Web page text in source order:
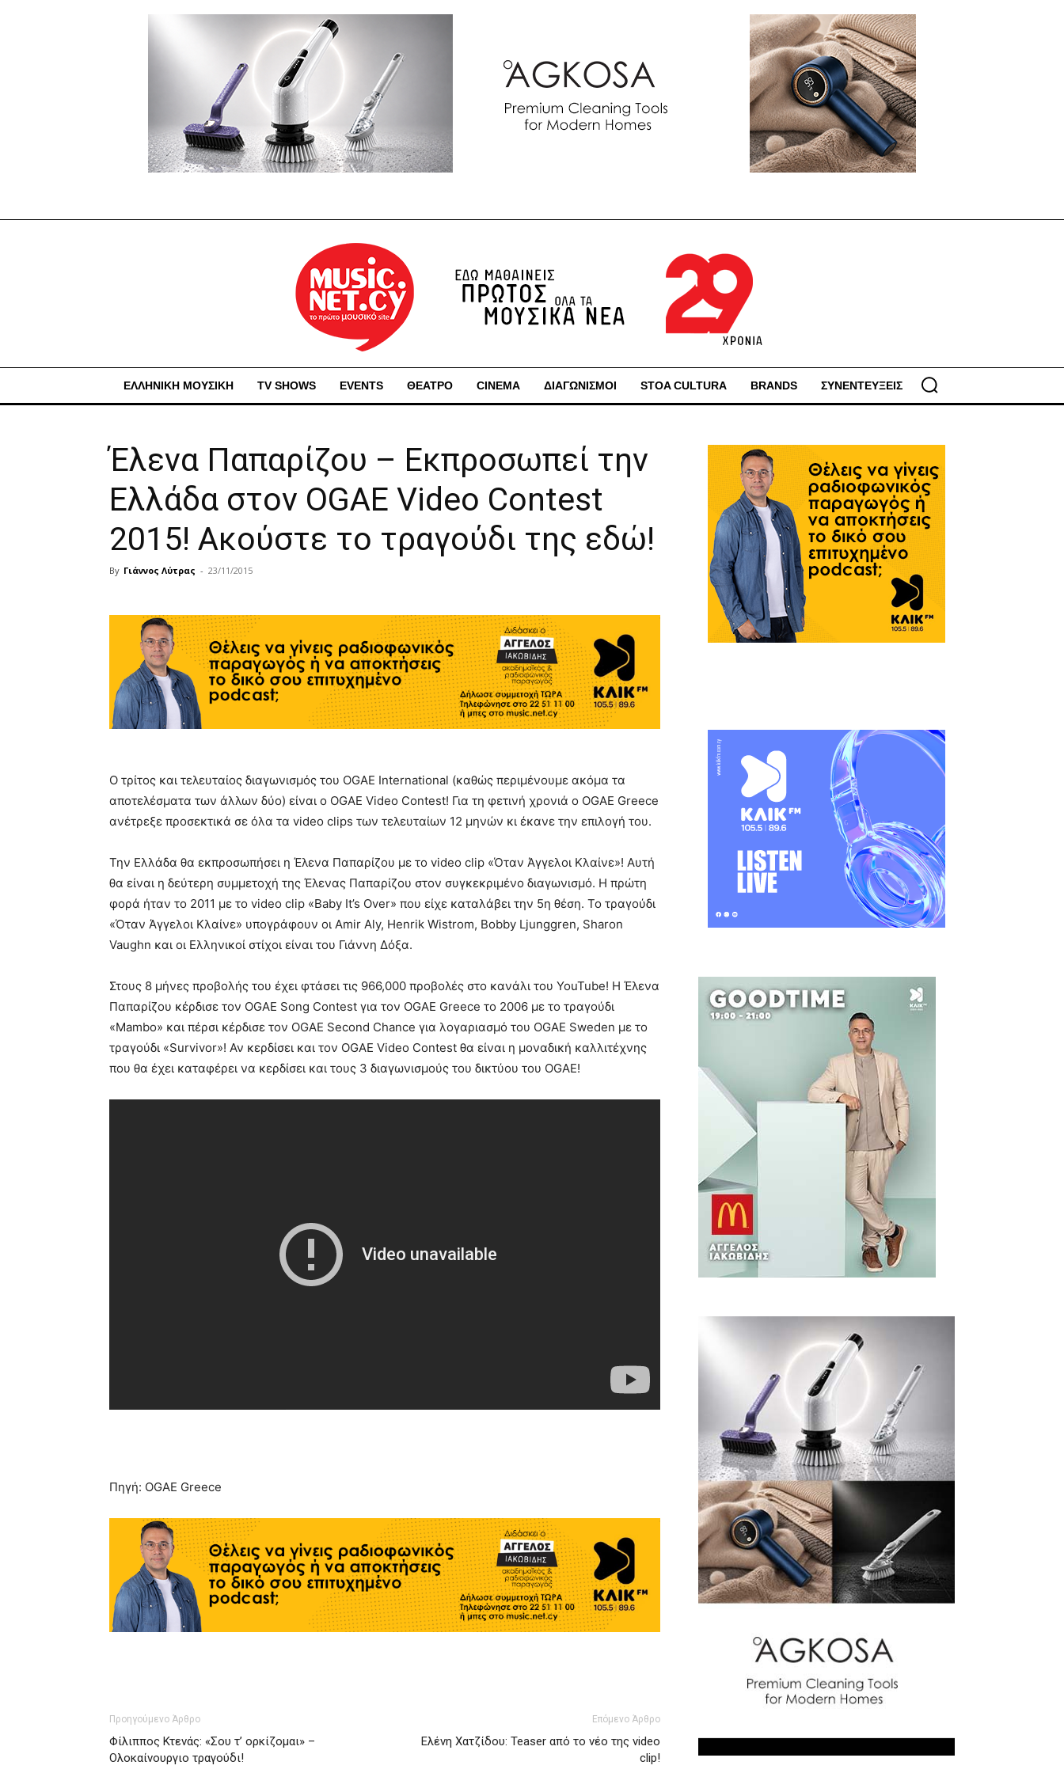
ΕΛΛΗΝΙΚΗ ΜΟΥΣΙΚΗ TV SHOWS EVENTS ΘΕΑΤΡΟ CINEMA ΔΙΑΓΩΝΙΣΜΟΙ STOA CULTURA BRANDS ΣΥΝΕΝΤΕΥΞΕΙΣ
Έλενα Παπαρίζου – Εκπροσωπεί την
Ελλάδα στον OGAE Video Contest
2015! Ακούστε το τραγούδι της εδώ!
By Γιάννος Λύτρας - 23/11/2015
Ο τρίτος και τελευταίος διαγωνισμός του OGAE International (καθώς περιμένουμε ακόμα τα
αποτελέσματα των άλλων δύο) είναι ο OGAE Video Contest! Για τη φετινή χρονιά ο OGAE Greece
ανέτρεξε προσεκτικά σε όλα τα video clips των τελευταίων 12 μηνών κι έκανε την επιλογή του.
Την Ελλάδα θα εκπροσωπήσει η Έλενα Παπαρίζου με το video clip «Όταν Άγγελοι Κλαίνε»! Αυτή
θα είναι η δεύτερη συμμετοχή της Έλενας Παπαρίζου στον συγκεκριμένο διαγωνισμό. Η πρώτη
φορά ήταν το 2011 με το video clip «Baby It’s Over» που είχε καταλάβει την 5η θέση. Το τραγούδι
«Όταν Άγγελοι Κλαίνε» υπογράφουν οι Amir Aly, Henrik Wistrom, Bobby Ljunggren, Sharon
Vaughn και οι Ελληνικοί στίχοι είναι του Γιάννη Δόξα.
Στους 8 μήνες προβολής του έχει φτάσει τις 966,000 προβολές στο κανάλι του YouTube! Η Έλενα
Παπαρίζου κέρδισε τον OGAE Song Contest για τον OGAE Greece το 2006 με το τραγούδι
«Mambo» και πέρσι κέρδισε τον OGAE Second Chance για λογαριασμό του OGAE Sweden με το
τραγούδι «Survivor»! Αν κερδίσει και τον OGAE Video Contest θα είναι η μοναδική καλλιτέχνης
που θα έχει καταφέρει να κερδίσει και τους 3 διαγωνισμούς του δικτύου του OGAE!
Πηγή: OGAE Greece
Προηγούμενο Άρθρο
Φίλιππος Κτενάς: «Σου τ’ ορκίζομαι» –
Ολοκαίνουργιο τραγούδι!
Επόμενο Άρθρο
Ελένη Χατζίδου: Teaser από το νέο της video
clip!